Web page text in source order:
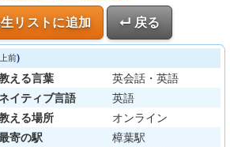
リストに追加 ↵ 戻る
前)
える言葉
英会話・英語
イティブ言語
英語
える場所
オンライン
寄の駅
樟葉駅